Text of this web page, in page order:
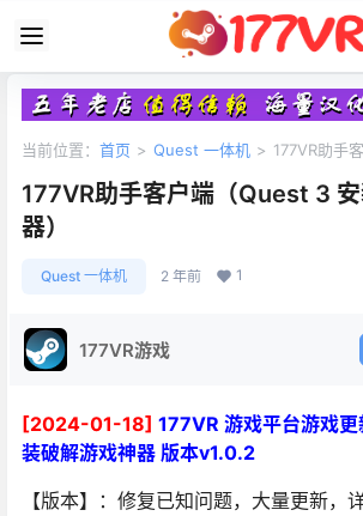
当前位置： 首页 > Quest 一体机 > 177VR助手
177VR助手客户端（Quest 3
器）
Quest 一体机 2 年前 1
177VR游戏
[2024-01-18] 177VR 游戏平台游戏
装破解游戏神器 版本v1.0.2
【版本】：修复已知问题，大量更新，